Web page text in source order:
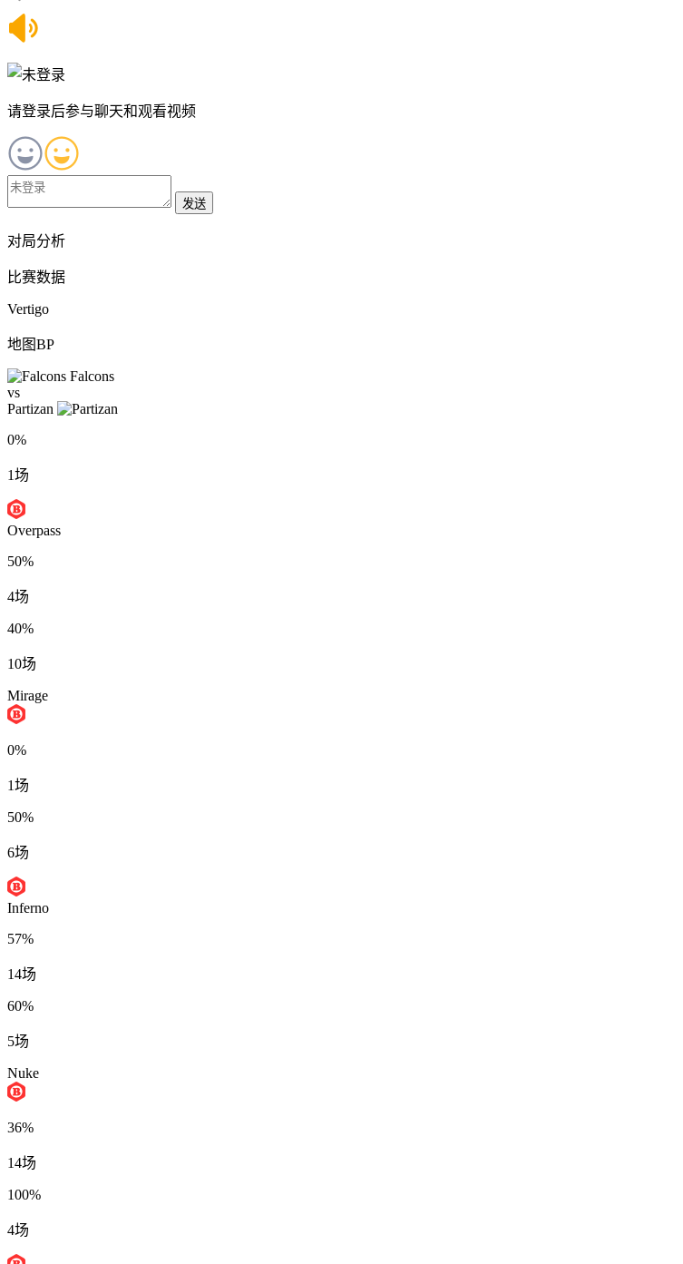
请登录后参与聊天和观看视频
发送
对局分析
比赛数据
Vertigo
地图BP
Falcons
vs
Partizan
0%
1场
Overpass
50%
4场
40%
10场
Mirage
0%
1场
50%
6场
Inferno
57%
14场
60%
5场
Nuke
36%
14场
100%
4场